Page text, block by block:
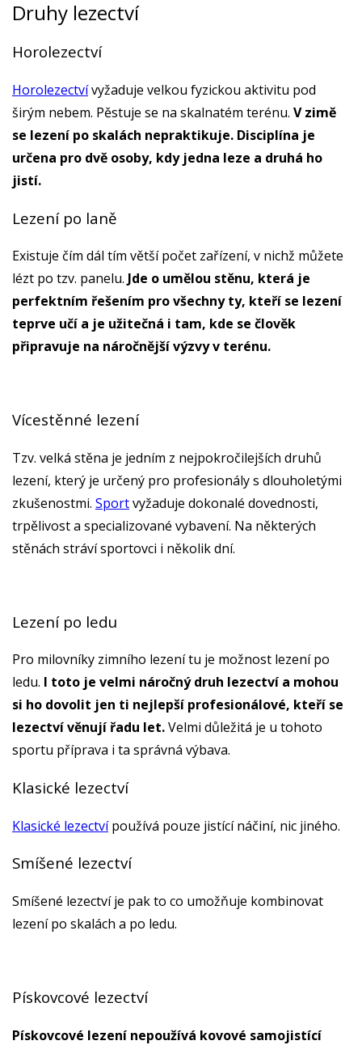
Druhy lezectví
Horolezectví
Horolezectvívyžaduje velkou fyzickou aktivitu pod
širým nebem. Pěstuje se na skalnatém terénu. V zimě
se lezení po skalách nepraktikuje. Disciplína je
určena pro dvě osoby, kdy jedna leze a druhá ho
jistí.
Lezení po laně
Existuje čím dál tím větší počet zařízení, v nichž můžete
lézt po tzv. panelu. Jde o umělou stěnu, která je
perfektním řešením pro všechny ty, kteří se lezení
teprve učí a je užitečná i tam, kde se člověk
připravuje na náročnější výzvy v terénu.
Vícestěnné lezení
Tzv. velká stěna je jedním z nejpokročilejších druhů
lezení, který je určený pro profesionály s dlouholetými
zkušenostmi. Sportvyžaduje dokonalé dovednosti,
trpělivost a specializované vybavení. Na některých
stěnách stráví sportovci i několik dní.
Lezení po ledu
Pro milovníky zimního lezení tu je možnost lezení po
ledu. I toto je velmi náročný druh lezectví a mohou
si ho dovolit jen ti nejlepší profesionálové, kteří se
lezectví věnují řadu let.Velmi důležitá je u tohoto
sportu příprava i ta správná výbava.
Klasické lezectví
Klasické lezectvípoužívá pouze jistící náčiní, nic jiného.
Smíšené lezectví
Smíšené lezectví je pak to co umožňuje kombinovat
lezení po skalách a po ledu.
Pískovcové lezectví
Pískovcové lezení nepoužívá kovové samojistící